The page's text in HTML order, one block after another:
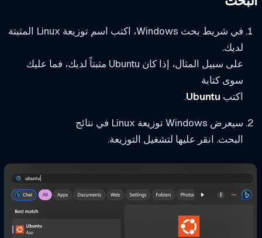
في شريط بحث Windows، اكتب اسم توزيعة Linux المثبتة
لديك.
على سبيل المثال، إذا كان Ubuntu مثبتاً لديك، فما عليك
سوى كتابة
اكتبUbuntu
.
سيعرض Windows توزيعة Linux في نتائج
البحث. انقر عليها لتشغيل التوزيعة.